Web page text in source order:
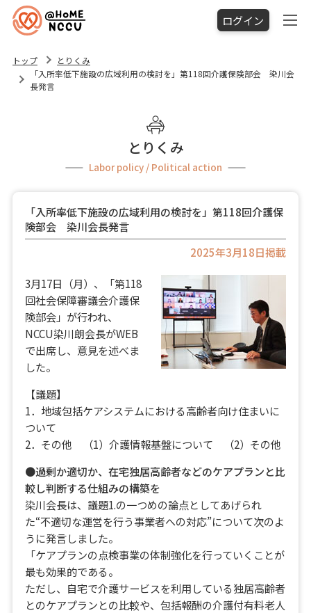
ログイン
トップ
とりくみ
「入所率低下施設の広域利用の検討を」第118回介護保険部会 染川会
長発言
とりくみ
Labor policy / Political action
「入所率低下施設の広域利用の検討を」第118回介護保
険部会 染川会長発言
2025年3月18日掲載
3月17日（月）、「第118
回社会保障審議会介護保
険部会」が行われ、
NCCU染川朗会長がWEB
で出席し、意見を述べま
した。
【議題】
1．地域包括ケアシステムにおける高齢者向け住まいに
ついて
2．その他 （1）介護情報基盤について （2）その他
●過剰か適切か、在宅独居高齢者などのケアプランと比
較し判断する仕組みの構築を
染川会長は、議題1.の一つめの論点としてあげられ
た“不適切な運営を行う事業者への対応”について次のよ
うに発言しました。
「ケアプランの点検事業の体制強化を行っていくことが
最も効果的である。
ただし、自宅で介護サービスを利用している独居高齢者
とのケアプランとの比較や、包括報酬の介護付有料老人